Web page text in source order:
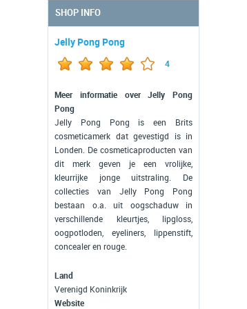
SHOP INFO
Jelly Pong Pong
4
Meer informatie over Jelly Pong
Pong
Jelly Pong Pong is een Brits
cosmeticamerk dat gevestigd is in
Londen. De cosmeticaproducten van
dit merk geven je een vrolijke,
kleurrijke jonge uitstraling. De
collecties van Jelly Pong Pong
bestaan o.a. uit oogschaduw in
verschillende kleurtjes, lipgloss,
oogpotloden, eyeliners, lippenstift,
concealer en rouge.
Land
Verenigd Koninkrijk
Website